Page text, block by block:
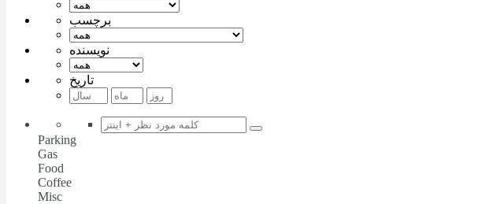
برچسب
نویسنده
تاریخ
Parking
Gas
Food
Coffee
Misc